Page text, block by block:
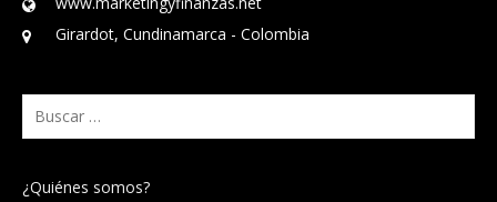
Girardot, Cundinamarca - Colombia
Buscar:
¿Quiénes somos?